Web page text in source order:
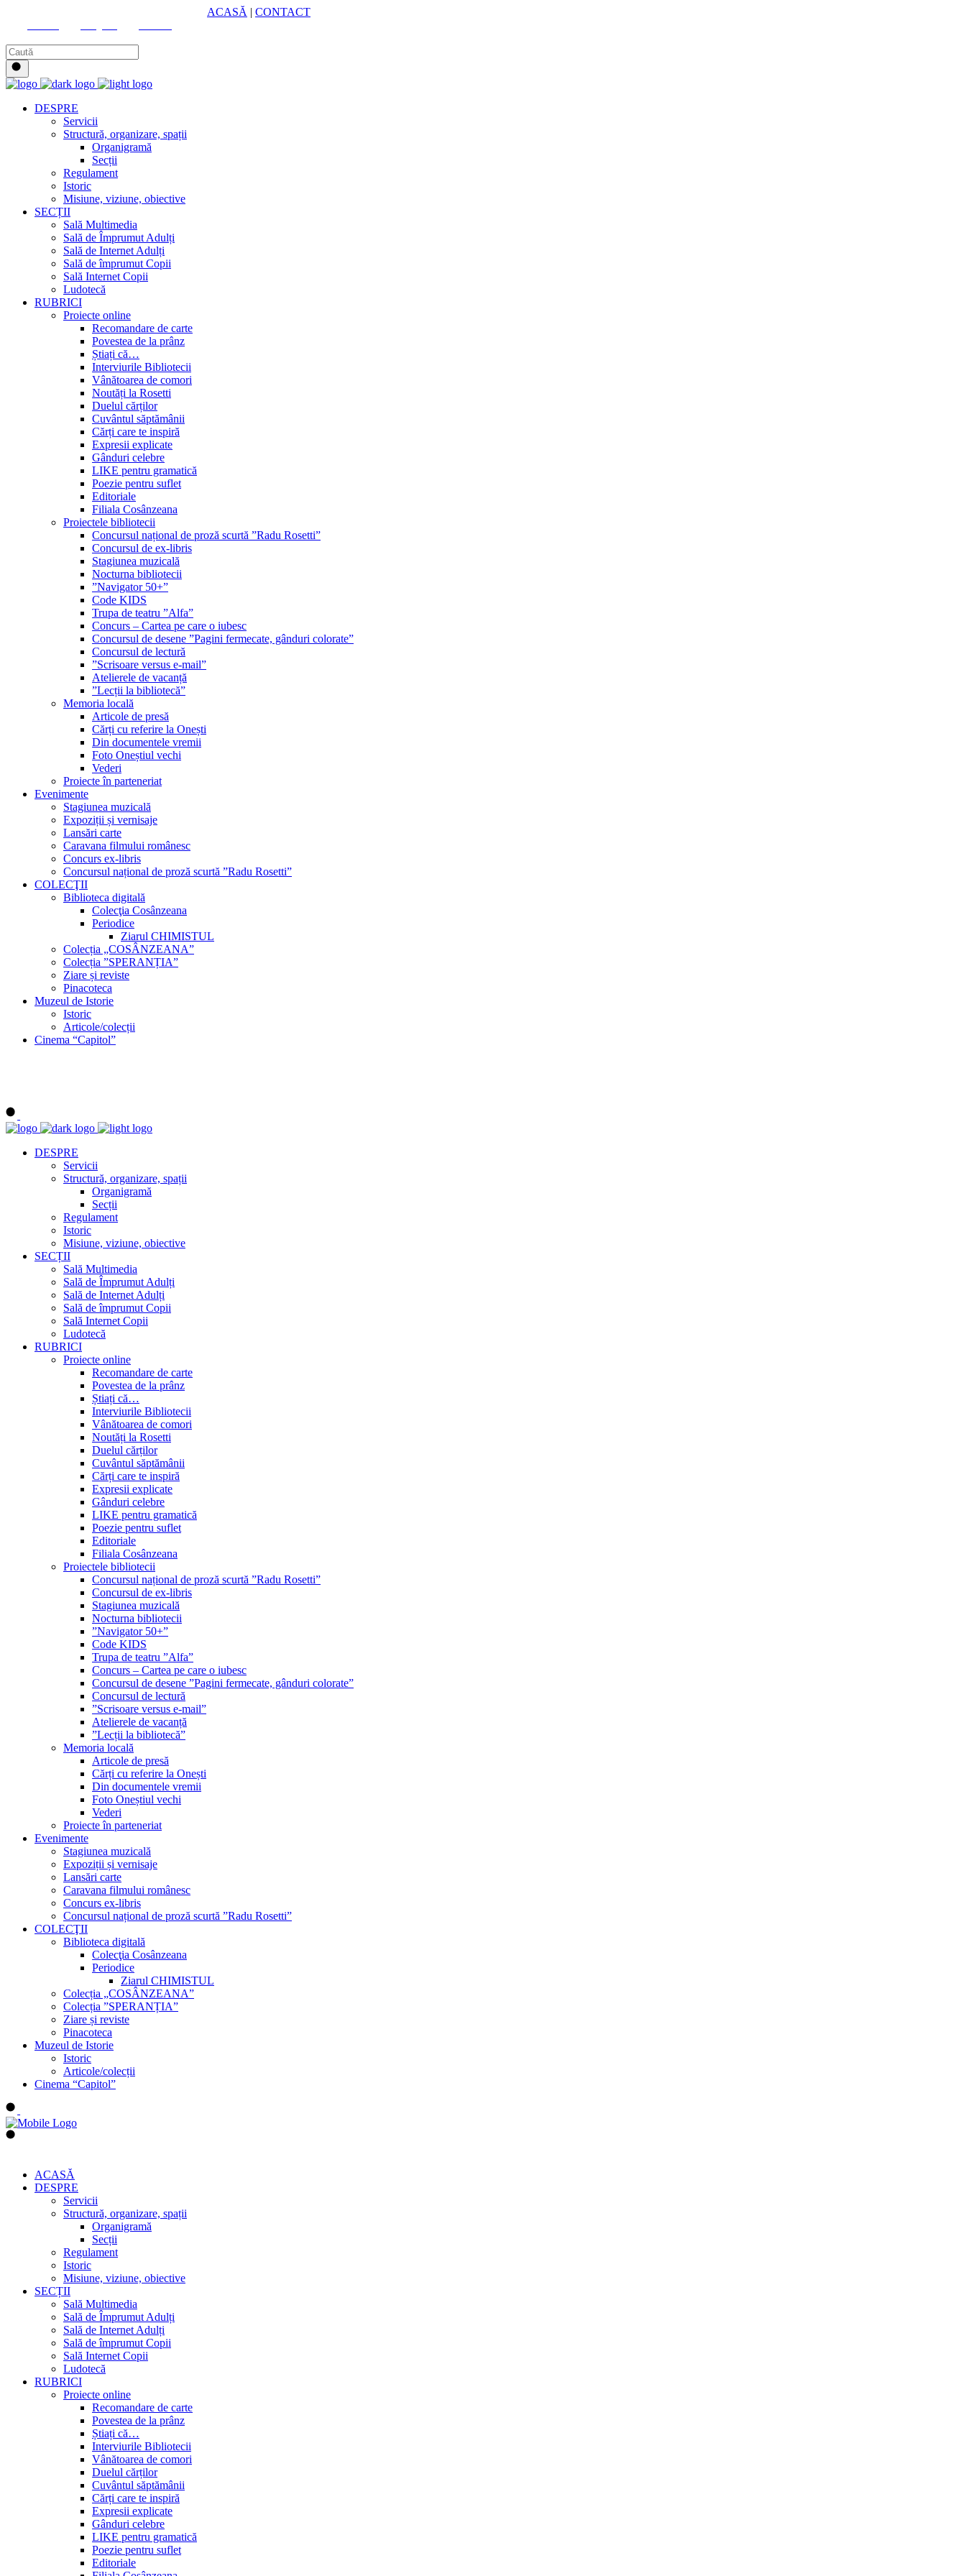
ACASĂ | CONTACT
DESPRE
Servicii
Structură, organizare, spații
Organigramă
Secții
Regulament
Istoric
Misiune, viziune, obiective
SECȚII
Sală Multimedia
Sală de Împrumut Adulți
Sală de Internet Adulți
Sală de împrumut Copii
Sală Internet Copii
Ludotecă
RUBRICI
Proiecte online
Recomandare de carte
Povestea de la prânz
Știați că…
Interviurile Bibliotecii
Vânătoarea de comori
Noutăți la Rosetti
Duelul cărților
Cuvântul săptămânii
Cărți care te inspiră
Expresii explicate
Gânduri celebre
LIKE pentru gramatică
Poezie pentru suflet
Editoriale
Filiala Cosânzeana
Proiectele bibliotecii
Concursul național de proză scurtă ”Radu Rosetti”
Concursul de ex-libris
Stagiunea muzicală
Nocturna bibliotecii
”Navigator 50+”
Code KIDS
Trupa de teatru ”Alfa”
Concurs – Cartea pe care o iubesc
Concursul de desene ”Pagini fermecate, gânduri colorate”
Concursul de lectură
”Scrisoare versus e-mail”
Atelierele de vacanță
”Lecții la bibliotecă”
Memoria locală
Articole de presă
Cărți cu referire la Onești
Din documentele vremii
Foto Oneștiul vechi
Vederi
Proiecte în parteneriat
Evenimente
Stagiunea muzicală
Expoziții și vernisaje
Lansări carte
Caravana filmului românesc
Concurs ex-libris
Concursul național de proză scurtă ”Radu Rosetti”
COLECŢII
Biblioteca digitală
Colecţia Cosânzeana
Periodice
Ziarul CHIMISTUL
Colecția „COSÂNZEANA”
Colecția ”SPERANȚIA”
Ziare și reviste
Pinacoteca
Muzeul de Istorie
Istoric
Articole/colecții
Cinema “Capitol”
DESPRE
Servicii
Structură, organizare, spații
Organigramă
Secții
Regulament
Istoric
Misiune, viziune, obiective
SECȚII
Sală Multimedia
Sală de Împrumut Adulți
Sală de Internet Adulți
Sală de împrumut Copii
Sală Internet Copii
Ludotecă
RUBRICI
Proiecte online
Recomandare de carte
Povestea de la prânz
Știați că…
Interviurile Bibliotecii
Vânătoarea de comori
Noutăți la Rosetti
Duelul cărților
Cuvântul săptămânii
Cărți care te inspiră
Expresii explicate
Gânduri celebre
LIKE pentru gramatică
Poezie pentru suflet
Editoriale
Filiala Cosânzeana
Proiectele bibliotecii
Concursul național de proză scurtă ”Radu Rosetti”
Concursul de ex-libris
Stagiunea muzicală
Nocturna bibliotecii
”Navigator 50+”
Code KIDS
Trupa de teatru ”Alfa”
Concurs – Cartea pe care o iubesc
Concursul de desene ”Pagini fermecate, gânduri colorate”
Concursul de lectură
”Scrisoare versus e-mail”
Atelierele de vacanță
”Lecții la bibliotecă”
Memoria locală
Articole de presă
Cărți cu referire la Onești
Din documentele vremii
Foto Oneștiul vechi
Vederi
Proiecte în parteneriat
Evenimente
Stagiunea muzicală
Expoziții și vernisaje
Lansări carte
Caravana filmului românesc
Concurs ex-libris
Concursul național de proză scurtă ”Radu Rosetti”
COLECŢII
Biblioteca digitală
Colecţia Cosânzeana
Periodice
Ziarul CHIMISTUL
Colecția „COSÂNZEANA”
Colecția ”SPERANȚIA”
Ziare și reviste
Pinacoteca
Muzeul de Istorie
Istoric
Articole/colecții
Cinema “Capitol”
ACASĂ
DESPRE
Servicii
Structură, organizare, spații
Organigramă
Secții
Regulament
Istoric
Misiune, viziune, obiective
SECȚII
Sală Multimedia
Sală de Împrumut Adulți
Sală de Internet Adulți
Sală de împrumut Copii
Sală Internet Copii
Ludotecă
RUBRICI
Proiecte online
Recomandare de carte
Povestea de la prânz
Știați că…
Interviurile Bibliotecii
Vânătoarea de comori
Duelul cărților
Cuvântul săptămânii
Cărți care te inspiră
Expresii explicate
Gânduri celebre
LIKE pentru gramatică
Poezie pentru suflet
Editoriale